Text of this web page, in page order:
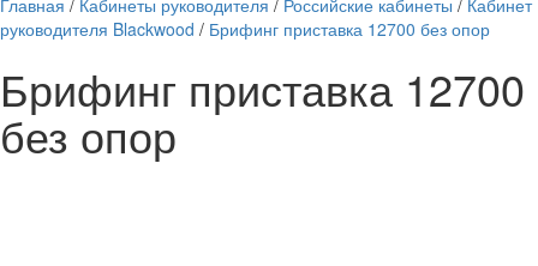
Главная / Кабинеты руководителя / Российские кабинеты / Кабинет
руководителя Blackwood / Брифинг приставка 12700 без опор
Брифинг приставка 12700
без опор